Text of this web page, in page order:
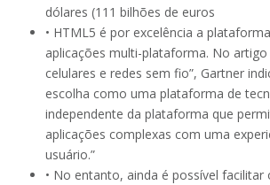
dólares (111 bilhões de euros
• HTML5 é por excelência a
aplicações multi-plataforma. No artigo
celulares e redes sem fio”, Gartner
escolha como uma plataforma de
independente da plataforma que
aplicações complexas com uma
usuário.”
• No entanto, ainda é possível facilitar